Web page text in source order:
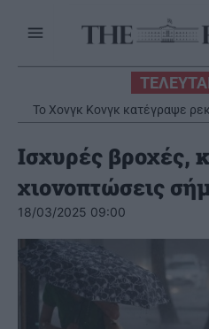
Το Χονγκ Κονγκ κατέγραψε
Ισχυρές βροχές,
χιονοπτώσεις
18/03/2025 09:00